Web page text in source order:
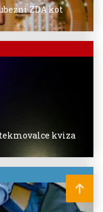
ZDA kot
kviza